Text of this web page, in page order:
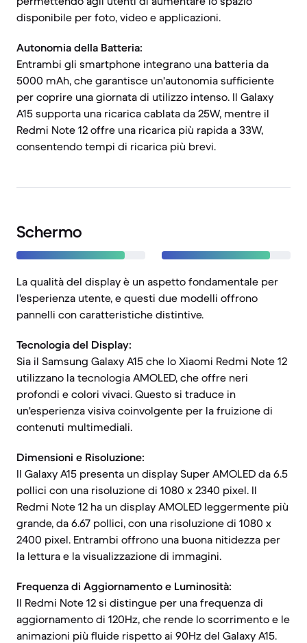
disponibile per foto, video e applicazioni.
Autonomia della Batteria:
Entrambi gli smartphone integrano una batteria da
5000 mAh, che garantisce un'autonomia sufficiente
per coprire una giornata di utilizzo intenso. Il Galaxy
A15 supporta una ricarica cablata da 25W, mentre il
Redmi Note 12 offre una ricarica più rapida a 33W,
consentendo tempi di ricarica più brevi.
Schermo
La qualità del display è un aspetto fondamentale per
l'esperienza utente, e questi due modelli offrono
pannelli con caratteristiche distintive.
Tecnologia del Display:
Sia il Samsung Galaxy A15 che lo Xiaomi Redmi Note 12
utilizzano la tecnologia AMOLED, che offre neri
profondi e colori vivaci. Questo si traduce in
un'esperienza visiva coinvolgente per la fruizione di
contenuti multimediali.
Dimensioni e Risoluzione:
Il Galaxy A15 presenta un display Super AMOLED da 6.5
pollici con una risoluzione di 1080 x 2340 pixel. Il
Redmi Note 12 ha un display AMOLED leggermente più
grande, da 6.67 pollici, con una risoluzione di 1080 x
2400 pixel. Entrambi offrono una buona nitidezza per
la lettura e la visualizzazione di immagini.
Frequenza di Aggiornamento e Luminosità:
Il Redmi Note 12 si distingue per una frequenza di
aggiornamento di 120Hz, che rende lo scorrimento e le
animazioni più fluide rispetto ai 90Hz del Galaxy A15.